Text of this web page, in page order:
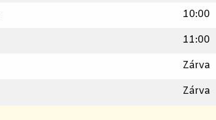
10:00
11:00
Zárva
Zárva